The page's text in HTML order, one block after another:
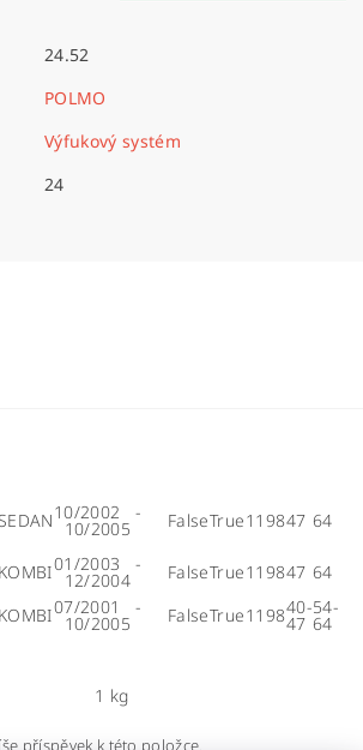
24.52
POLMO
Výfukový systém
24
10/2002 -
10/2005 FalseTrue119847 64
KOMBI01/2003 -
12/2004 FalseTrue119847 64
KOMBI07/2001 -
10/2005 FalseTrue119840-
47
54-
64
1 kg
příspěvek k této položce.